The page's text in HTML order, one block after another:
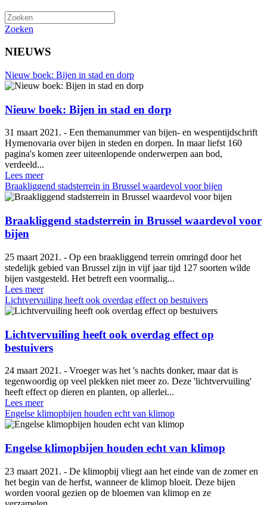
Zoeken
NIEUWS
Nieuw boek: Bijen in stad en dorp
Nieuw boek: Bijen in stad en dorp
31 maart 2021. - Een themanummer van bijen- en wespentijdschrift
Hymenovaria over bijen in steden en dorpen. In maar liefst 160
pagina's komen zeer uiteenlopende onderwerpen aan bod,
verdeeld...
Lees meer
Braakliggend stadsterrein in Brussel waardevol voor bijen
Braakliggend stadsterrein in Brussel waardevol voor
bijen
25 maart 2021. - Op een braakliggend terrein omringd door het
stedelijk gebied van Brussel zijn in vijf jaar tijd 127 soorten wilde
bijen vastgesteld. Het betreft een voormalig...
Lees meer
Lichtvervuiling heeft ook overdag effect op bestuivers
Lichtvervuiling heeft ook overdag effect op
bestuivers
24 maart 2021. - Vroeger was het 's nachts donker, maar dat is
tegenwoordig op veel plekken niet meer zo. Deze 'lichtvervuiling'
heeft effect op dieren en planten, op allerlei...
Lees meer
Engelse klimopbijen houden echt van klimop
Engelse klimopbijen houden echt van klimop
23 maart 2021. - De klimopbij vliegt aan het einde van de zomer en
het begin van de herfst, wanneer de klimop bloeit. Deze bijen
worden vooral gezien op de bloemen van klimop en ze